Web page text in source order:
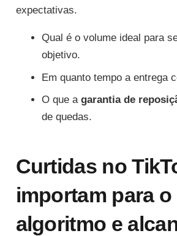
expectativas.
Qual é o volume ideal para
objetivo.
Em quanto tempo a entrega
O que a garantia de
de quedas.
Curtidas no
importam para o
algoritmo e